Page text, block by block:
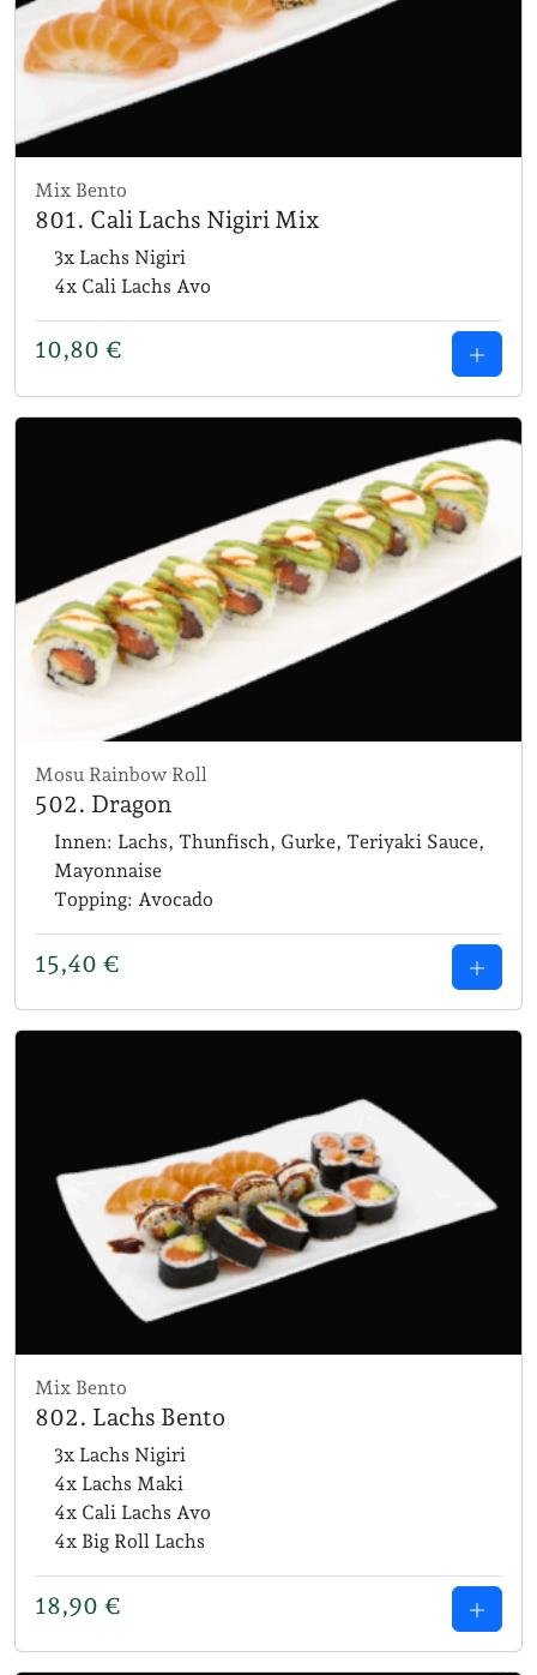
Mix Bento
801. Cali Lachs Nigiri Mix
3x Lachs Nigiri
4x Cali Lachs Avo
10,80 €
Mosu Rainbow Roll
502. Dragon
Innen: Lachs, Thunfisch, Gurke, Teriyaki Sauce,
Mayonnaise
Topping: Avocado
15,40 €
Mix Bento
802. Lachs Bento
3x Lachs Nigiri
4x Lachs Maki
4x Cali Lachs Avo
4x Big Roll Lachs
18,90 €